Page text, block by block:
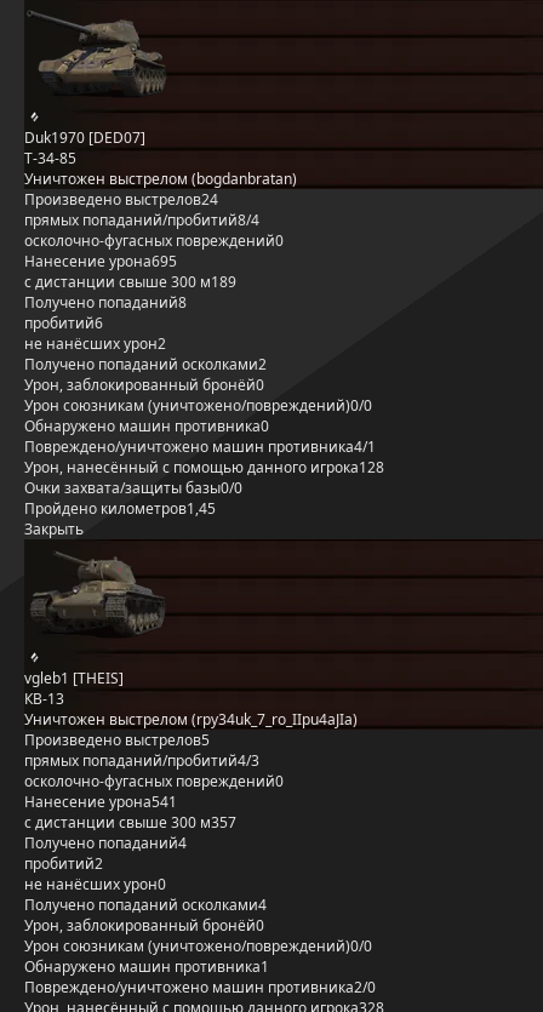
Duk1970 [DED07]
Т-34-85
Уничтожен выстрелом (bogdanbratan)
Произведено выстрелов24
прямых попаданий/пробитий8/4
осколочно-фугасных повреждений0
Нанесение урона695
с дистанции свыше 300 м189
Получено попаданий8
пробитий6
не нанёсших урон2
Получено попаданий осколками2
Урон, заблокированный бронёй0
Урон союзникам (уничтожено/повреждений)0/0
Обнаружено машин противника0
Повреждено/уничтожено машин противника4/1
Урон, нанесённый с помощью данного игрока128
Очки захвата/защиты базы0/0
Пройдено километров1,45
Закрыть
vgleb1 [THEIS]
КВ-13
Уничтожен выстрелом (rpy34uk_7_ro_IIpu4aJIa)
Произведено выстрелов5
прямых попаданий/пробитий4/3
осколочно-фугасных повреждений0
Нанесение урона541
с дистанции свыше 300 м357
Получено попаданий4
пробитий2
не нанёсших урон0
Получено попаданий осколками4
Урон, заблокированный бронёй0
Урон союзникам (уничтожено/повреждений)0/0
Обнаружено машин противника1
Повреждено/уничтожено машин противника2/0
Урон, нанесённый с помощью данного игрока328